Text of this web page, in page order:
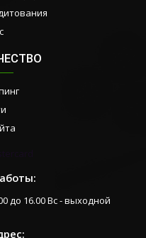
до 16.00 Вс - выходной